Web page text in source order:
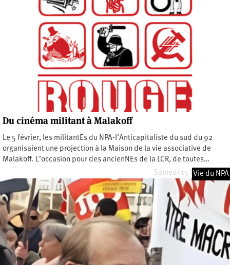
Du cinéma militant à Malakoff
Le 5 février, les militantEs du NPA-l’Anticapitaliste du sud du 92
organisaient une projection à la Maison de la vie associative de
Malakoff. L’occasion pour des ancienNEs de la LCR, de toutes…
Samedi 15 février 2025
Vie du NPA